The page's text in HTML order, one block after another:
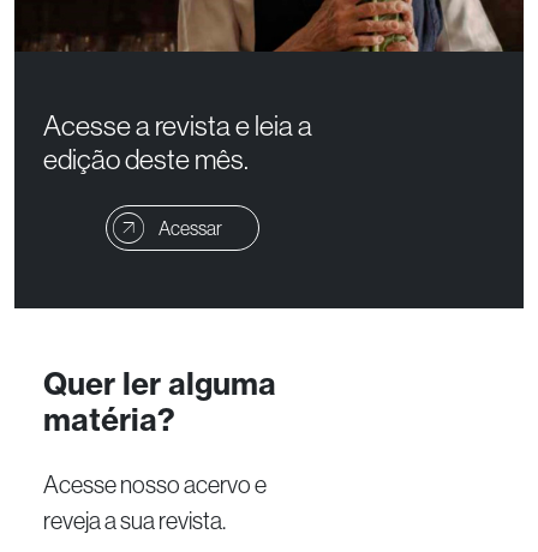
Acesse a revista e leia a
edição deste mês.
Acessar
Quer ler alguma
matéria?
Acesse nosso acervo e
reveja a sua revista.